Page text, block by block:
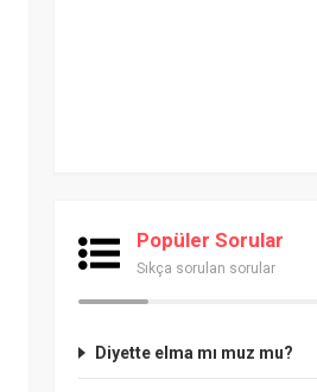
Popüler Sorular
Sıkça sorulan sorular
Diyette elma mı muz mu?